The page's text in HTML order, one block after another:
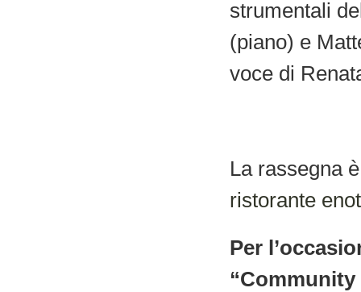
strumentali
(piano) e
voce di
La rassegna
ristorante
Per